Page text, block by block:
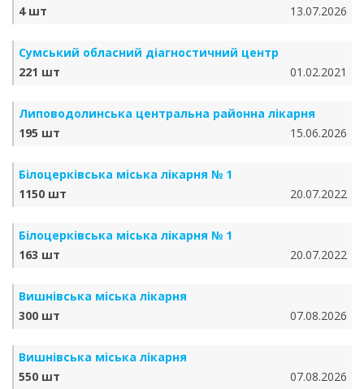
4 шт
13.07.2026
Сумський обласний діагностичний центр
221 шт
01.02.2021
Липоводолинська центральна районна лікарня
195 шт
15.06.2026
Білоцерківська міська лікарня № 1
1150 шт
20.07.2022
Білоцерківська міська лікарня № 1
163 шт
20.07.2022
Вишнівська міська лікарня
300 шт
07.08.2026
Вишнівська міська лікарня
550 шт
07.08.2026